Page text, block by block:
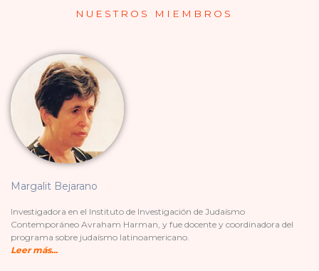
NUESTROS MIEMBROS
Margalit Bejarano
Investigadora en el Instituto de Investigación de Judaísmo
Contemporáneo Avraham Harman, y fue docente y coordinadora del
programa sobre judaísmo latinoamericano.
Leer más...